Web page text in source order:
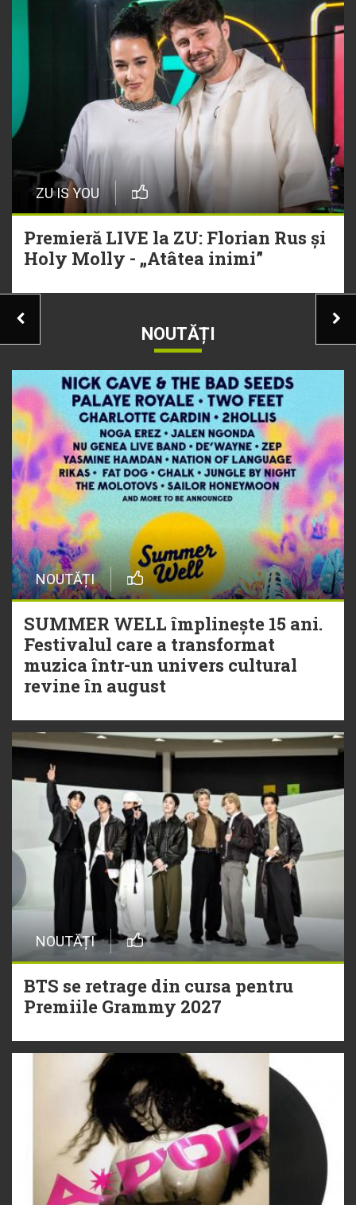
ZU IS YOU
Premieră LIVE la ZU: Florian Rus și
Holy Molly - „Atâtea inimi”
NOUTĂȚI
NOUTĂȚI
SUMMER WELL împlinește 15 ani.
Festivalul care a transformat
muzica într-un univers cultural
revine în august
NOUTĂȚI
BTS se retrage din cursa pentru
Premiile Grammy 2027